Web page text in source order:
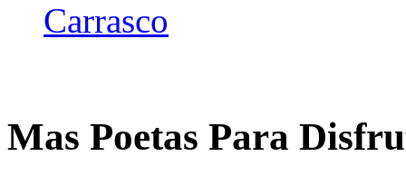
Carrasco
Mas Poetas Para